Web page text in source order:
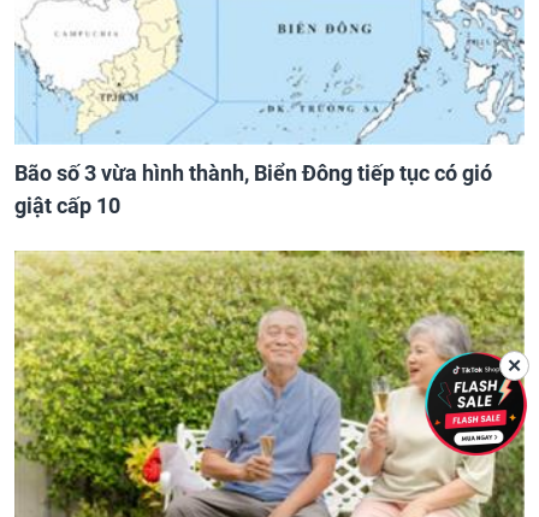
Bão số 3 vừa hình thành, Biển Đông tiếp tục có gió
giật cấp 10
✕